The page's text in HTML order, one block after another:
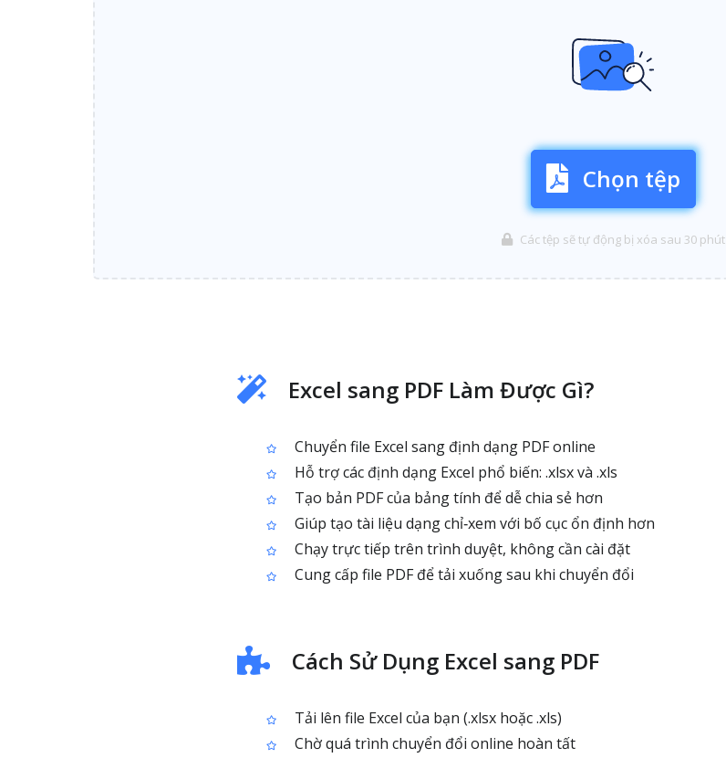
Chọn tệp
Các tệp sẽ tự động bị xóa sau 30 phút
Excel sang PDF Làm Được Gì?
Chuyển file Excel sang định dạng PDF online
Hỗ trợ các định dạng Excel phổ biến: .xlsx và .xls
Tạo bản PDF của bảng tính để dễ chia sẻ hơn
Giúp tạo tài liệu dạng chỉ‑xem với bố cục ổn định hơn
Chạy trực tiếp trên trình duyệt, không cần cài đặt
Cung cấp file PDF để tải xuống sau khi chuyển đổi
Cách Sử Dụng Excel sang PDF
Tải lên file Excel của bạn (.xlsx hoặc .xls)
Chờ quá trình chuyển đổi online hoàn tất